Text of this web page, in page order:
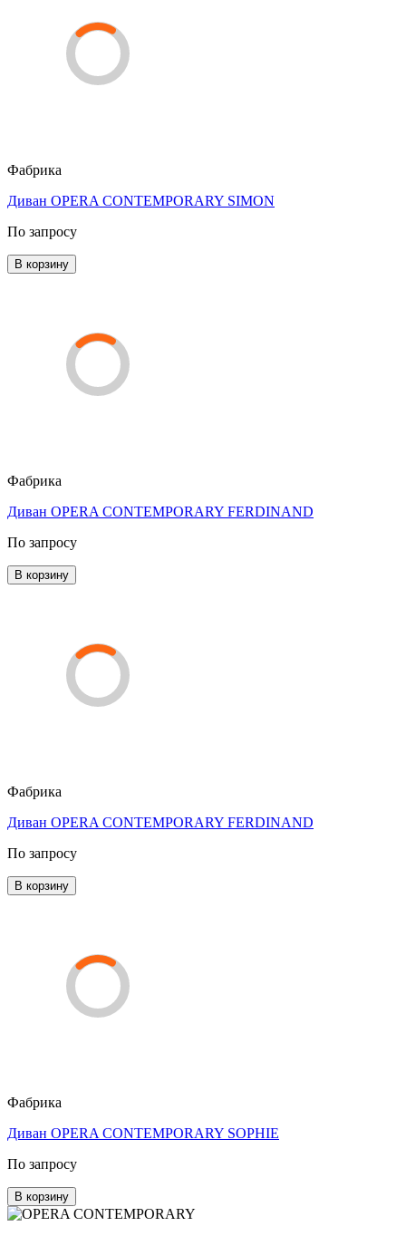
Фабрика
Диван OPERA CONTEMPORARY SIMON
По запросу
В корзину
Фабрика
Диван OPERA CONTEMPORARY FERDINAND
По запросу
В корзину
Фабрика
Диван OPERA CONTEMPORARY FERDINAND
По запросу
В корзину
Фабрика
Диван OPERA CONTEMPORARY SOPHIE
По запросу
В корзину